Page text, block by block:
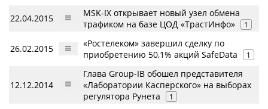
22.04.2015
MSK-IX открывает новый узел обмена
трафиком на базе ЦОД «ТрастИнфо»
1
26.02.2015
«Ростелеком» завершил сделку по
приобретению 50,1% акций SafeData
1
12.12.2014
Глава Group-IB обошел представителя
«Лаборатории Касперского» на выборах
регулятора Рунета
1